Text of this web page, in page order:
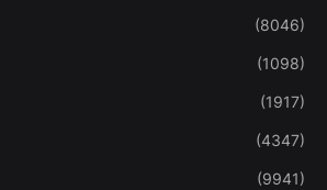
(8046)
(1098)
(1917)
(4347)
(9941)